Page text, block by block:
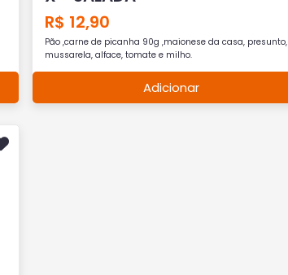
R$ 12,90
Pão ,carne de picanha 90g ,maionese da casa, presunto,
mussarela, alface, tomate e milho.
Adicionar